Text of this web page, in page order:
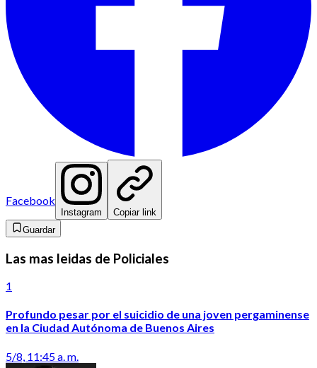
Facebook
Instagram
Copiar link
Guardar
Las mas leidas de Policiales
1
Profundo pesar por el suicidio de una joven pergaminense
en la Ciudad Autónoma de Buenos Aires
5/8, 11:45 a. m.